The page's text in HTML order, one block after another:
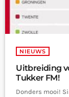
NIEUWS
Uitbreiding
Tukker FM!
Donders mooi!